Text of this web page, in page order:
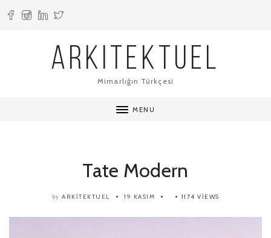
ARKITEKTUEL
Mimarlığın Türkçesi
MENU
Tate Modern
by ARKITEKTUEL 19 KASIM 1174 VIEWS